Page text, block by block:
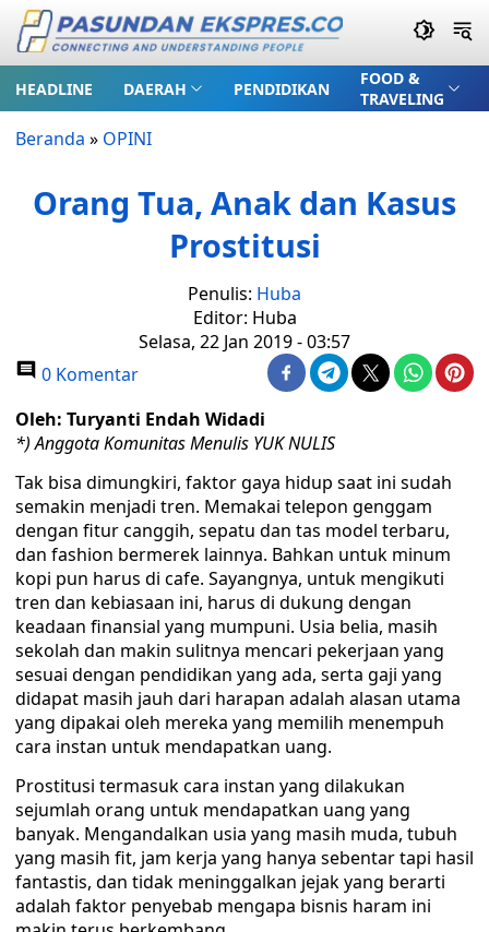
HEADLINE DAERAH PENDIDIKAN
FOOD &
TRAVELING
Beranda » OPINI
Orang Tua, Anak dan Kasus
Prostitusi
Penulis: Huba
Editor: Huba
Selasa, 22 Jan 2019 - 03:57
0 Komentar
Oleh: Turyanti Endah Widadi
*) Anggota Komunitas Menulis YUK NULIS
Tak bisa dimungkiri, faktor gaya hidup saat ini sudah
semakin menjadi tren. Memakai telepon genggam
dengan fitur canggih, sepatu dan tas model terbaru,
dan fashion bermerek lainnya. Bahkan untuk minum
kopi pun harus di cafe. Sayangnya, untuk mengikuti
tren dan kebiasaan ini, harus di dukung dengan
keadaan finansial yang mumpuni. Usia belia, masih
sekolah dan makin sulitnya mencari pekerjaan yang
sesuai dengan pendidikan yang ada, serta gaji yang
didapat masih jauh dari harapan adalah alasan utama
yang dipakai oleh mereka yang memilih menempuh
cara instan untuk mendapatkan uang.
Prostitusi termasuk cara instan yang dilakukan
sejumlah orang untuk mendapatkan uang yang
banyak. Mengandalkan usia yang masih muda, tubuh
yang masih fit, jam kerja yang hanya sebentar tapi hasil
fantastis, dan tidak meninggalkan jejak yang berarti
adalah faktor penyebab mengapa bisnis haram ini